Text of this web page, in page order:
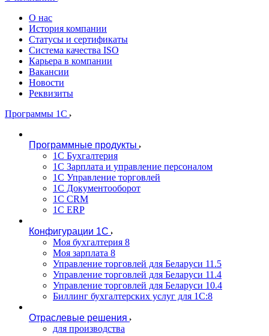
О нас
История компании
Статусы и сертификаты
Система качества ISO
Карьера в компании
Вакансии
Новости
Реквизиты
Программы 1С
Программные продукты
1С Бухгалтерия
1С Зарплата и управление персоналом
1С Управление торговлей
1С Документооборот
1С CRM
1С ERP
Конфигурации 1С
Моя бухгалтерия 8
Моя зарплата 8
Управление торговлей для Беларуси 11.5
Управление торговлей для Беларуси 11.4
Управление торговлей для Беларуси 10.4
Биллинг бухгалтерских услуг для 1С:8
Отраслевые решения
для производства